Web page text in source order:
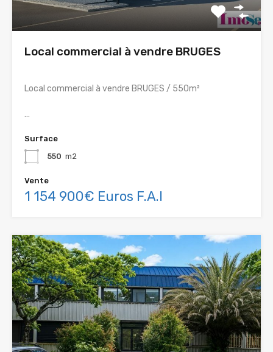
Local commercial à vendre BRUGES
Local commercial à vendre BRUGES / 550m²
…
Surface
550 m2
Vente
1 154 900€ Euros F.A.I